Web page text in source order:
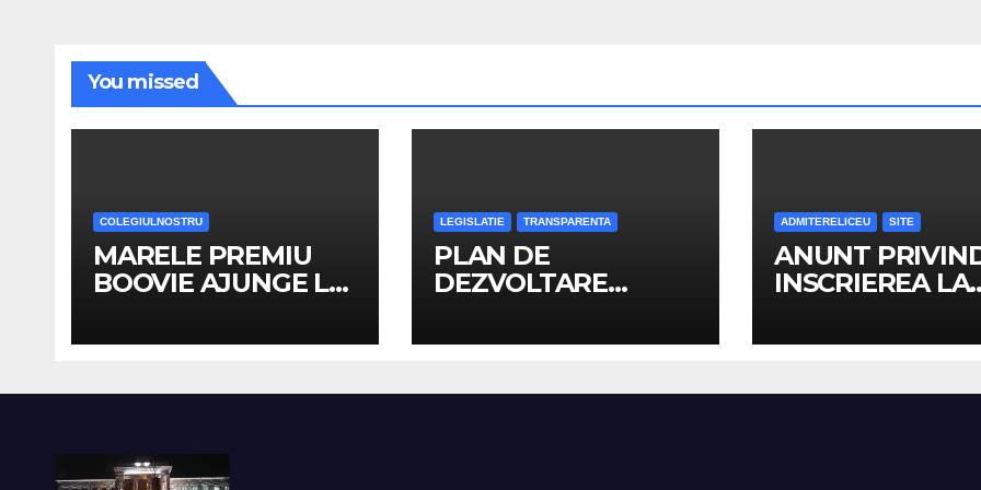
You missed
COLEGIULNOSTRU
MARELE PREMIU
BOOVIE AJUNGE LA
NATIONAL
LEGISLATIE TRANSPARENTA
PLAN DE
DEZVOLTARE
2024-2028
ADMITERELICEU SITE
ANUNT
INSCRIEREA LA
REPARTIZATI IN
SCOLAR 2026-